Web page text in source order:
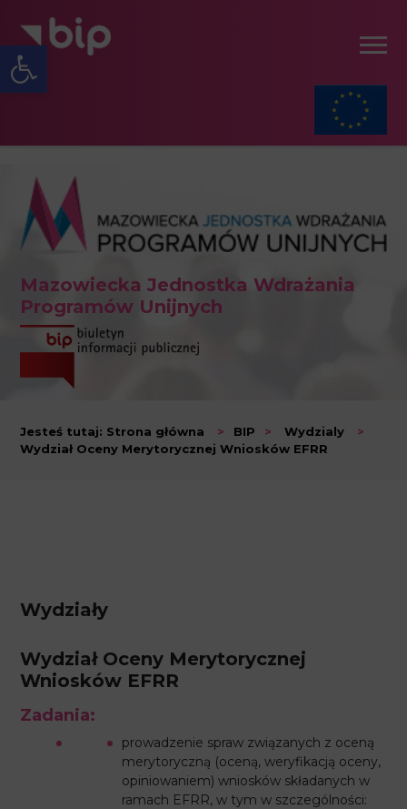
Open toolbar
Mazowiecka Jednostka Wdrażania
Programów Unijnych
Jesteś tutaj: Strona główna > BIP > Wydzialy
>
Wydział Oceny Merytorycznej Wniosków EFRR
Wydziały
Wydział Oceny Merytorycznej
Wniosków EFRR
Zadania:
prowadzenie spraw związanych z oceną
merytoryczną (oceną, weryfikacją oceny,
opiniowaniem) wniosków składanych w
ramach EFRR, w tym w szczególności: